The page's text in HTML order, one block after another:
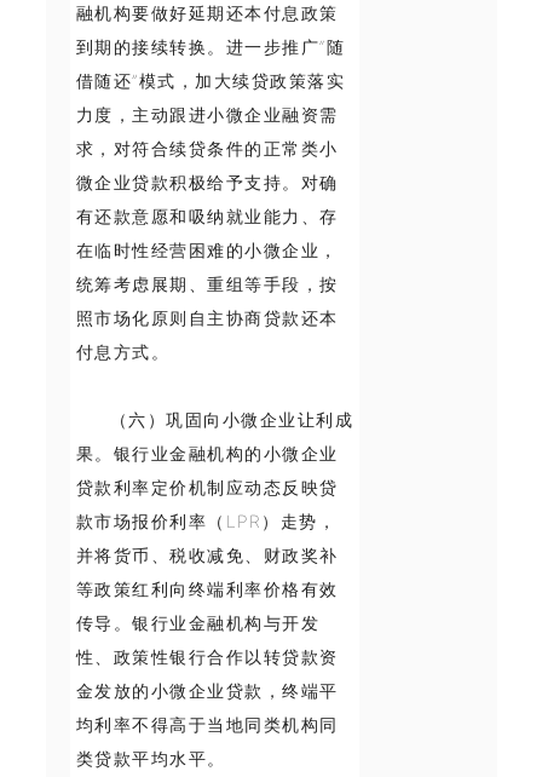
融机构要做好延期还本付息政策
到期的接续转换。进一步推广“随
借随还”模式，加大续贷政策落实
力度，主动跟进小微企业融资需
求，对符合续贷条件的正常类小
微企业贷款积极给予支持。对确
有还款意愿和吸纳就业能力、存
在临时性经营困难的小微企业，
统筹考虑展期、重组等手段，按
照市场化原则自主协商贷款还本
付息方式。
（六）巩固向小微企业让利成
果。银行业金融机构的小微企业
贷款利率定价机制应动态反映贷
款市场报价利率（LPR）走势，
并将货币、税收减免、财政奖补
等政策红利向终端利率价格有效
传导。银行业金融机构与开发
性、政策性银行合作以转贷款资
金发放的小微企业贷款，终端平
均利率不得高于当地同类机构同
类贷款平均水平。